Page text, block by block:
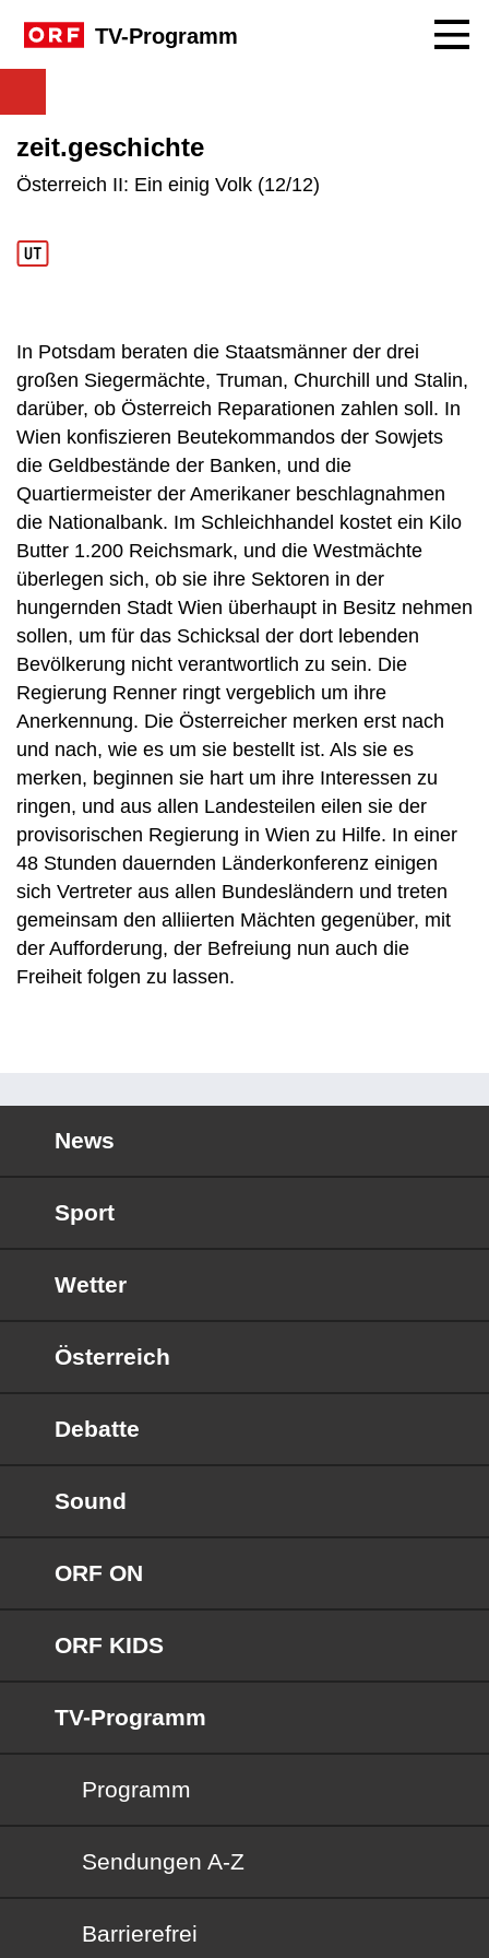
TV-Programm
zeit.geschichte
Österreich II: Ein einig Volk (12/12)
In Potsdam beraten die Staatsmänner der drei
großen Siegermächte, Truman, Churchill und Stalin,
darüber, ob Österreich Reparationen zahlen soll. In
Wien konfiszieren Beutekommandos der Sowjets
die Geldbestände der Banken, und die
Quartiermeister der Amerikaner beschlagnahmen
die Nationalbank. Im Schleichhandel kostet ein Kilo
Butter 1.200 Reichsmark, und die Westmächte
überlegen sich, ob sie ihre Sektoren in der
hungernden Stadt Wien überhaupt in Besitz nehmen
sollen, um für das Schicksal der dort lebenden
Bevölkerung nicht verantwortlich zu sein. Die
Regierung Renner ringt vergeblich um ihre
Anerkennung. Die Österreicher merken erst nach
und nach, wie es um sie bestellt ist. Als sie es
merken, beginnen sie hart um ihre Interessen zu
ringen, und aus allen Landesteilen eilen sie der
provisorischen Regierung in Wien zu Hilfe. In einer
48 Stunden dauernden Länderkonferenz einigen
sich Vertreter aus allen Bundesländern und treten
gemeinsam den alliierten Mächten gegenüber, mit
der Aufforderung, der Befreiung nun auch die
Freiheit folgen zu lassen.
News
Sport
Wetter
Österreich
Debatte
Sound
ORF ON
ORF KIDS
TV-Programm
Programm
Sendungen von A bis Z
Sendungen A-Z
Barrierefrei
Barrierefrei